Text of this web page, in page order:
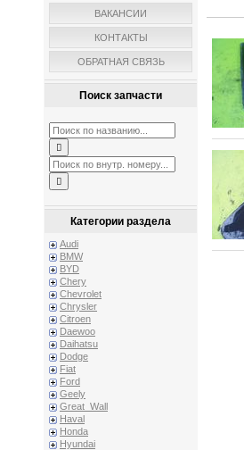
ВАКАНСИИ
КОНТАКТЫ
ОБРАТНАЯ СВЯЗЬ
Поиск запчасти
Категории раздела
Audi
BMW
BYD
Chery
Chevrolet
Chrysler
Citroen
Daewoo
Daihatsu
Dodge
Fiat
Ford
Geely
Great_Wall
Haval
Honda
Hyundai